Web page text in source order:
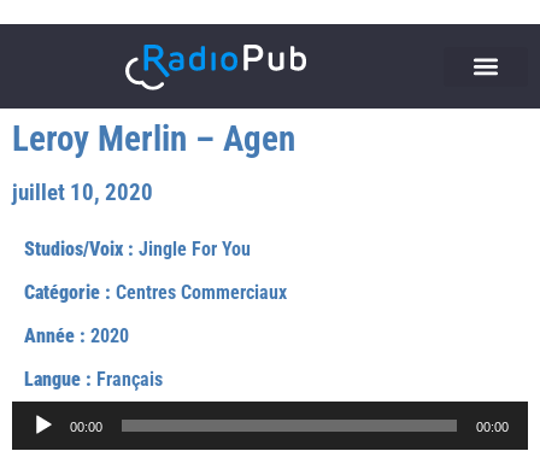
Leroy Merlin – Agen
juillet 10, 2020
Studios/Voix : Jingle For You
Catégorie : Centres Commerciaux
Année : 2020
Langue : Français
Lecteur
audio
00:00 00:00